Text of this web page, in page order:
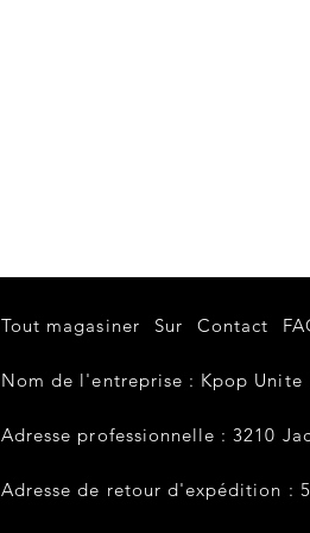
Tout magasiner Sur Contact
Nom de l'entreprise : Kpop Unite
Adresse professionnelle : 3210
Adresse de retour d'expédition :